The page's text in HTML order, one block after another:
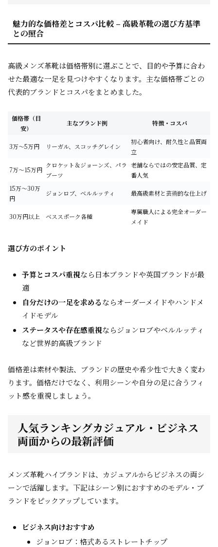
魅力的な価格差とコスパ比較 – 高級革靴の選び方基準
との照合
高級メンズ革靴は価格帯別に選ぶことで、目的や予算に合わ
せた最適な一足を見つけやすくなります。主な価格帯ごとの
代表的ブランドとコスパをまとめました。
価格帯（目
安）
主なブランド例 特徴・コスパ
3万～5万円 リーガル、スコッチグレイン
初心者向け、耐久性と品質両
立
7万～15万円
クロケット＆ジョーンズ、パラ
ブーツ
老舗ならではの安定品質、定
番人気
15万～30万
円
ジョンロブ、ベルルッティ 最高級素材と芸術的な仕上げ
30万円以上 ベススポーク各種
専属職人による完全オーダー
メイド
選び方のポイント
予算とコスパ重視なら日本ブランドや英国ブランドが最
適
自分だけの一足を求めるならオーダーメイドやハンドメ
イドモデル
ステータスや存在感重視ならジョンロブやベルルッティ
など世界的高級ブランド
価格差は素材や製法、ブランドの歴史や希少性で大きく変わ
ります。価格だけでなく、利用シーンや自分の足に合うフィ
ット感を重視しましょう。
人気ランキングカジュアル・ビジネス
両面からの最新評価
メンズ革靴ハイブランドは、カジュアルからビジネスの両シ
ーンで活躍します。下記はシーン別におすすめのモデル・ブ
ランドをピックアップしています。
ビジネス向けおすすめ
ジョンロブ：格式あるストレートチップ